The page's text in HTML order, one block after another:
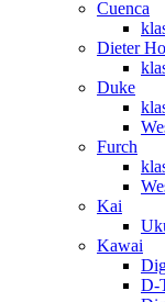
Cuenca
Dieter
Duke
Furch
Kai
Kawai
D-